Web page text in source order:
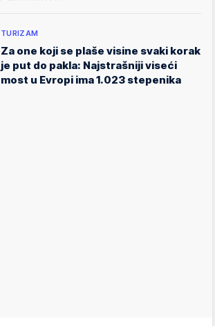
TURIZAM
Za one koji se plaše visine svaki korak
je put do pakla: Najstrašniji viseći
most u Evropi ima 1.023 stepenika